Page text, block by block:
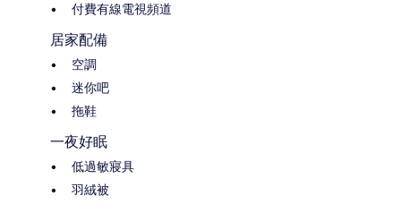
付費有線電視頻道
居家配備
空調
迷你吧
拖鞋
一夜好眠
低過敏寢具
羽絨被